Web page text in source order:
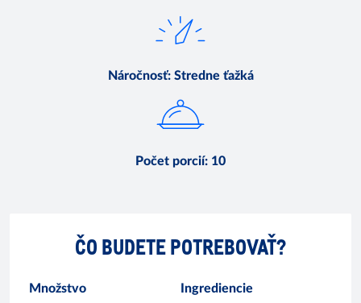
Náročnosť: Stredne ťažká
Počet porcií: 10
ČO BUDETE POTREBOVAŤ?
Množstvo Ingrediencie